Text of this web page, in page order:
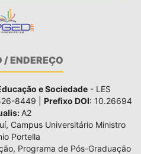
/ ENDEREÇO
e Sociedade - LES
8449 | Prefixo DOI: 10.26694
A2
Campus Universitário Ministro
Portella
Programa de Pós-Graduação